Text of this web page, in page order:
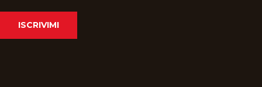
ISCRIVIMI